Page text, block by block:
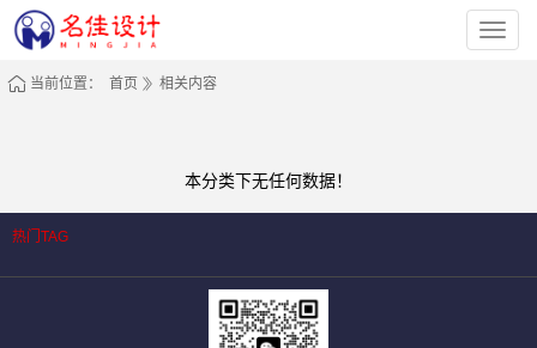
深
圳
公
当前位置： 首页 相关内容
本分类下无任何数据！
热门TAG